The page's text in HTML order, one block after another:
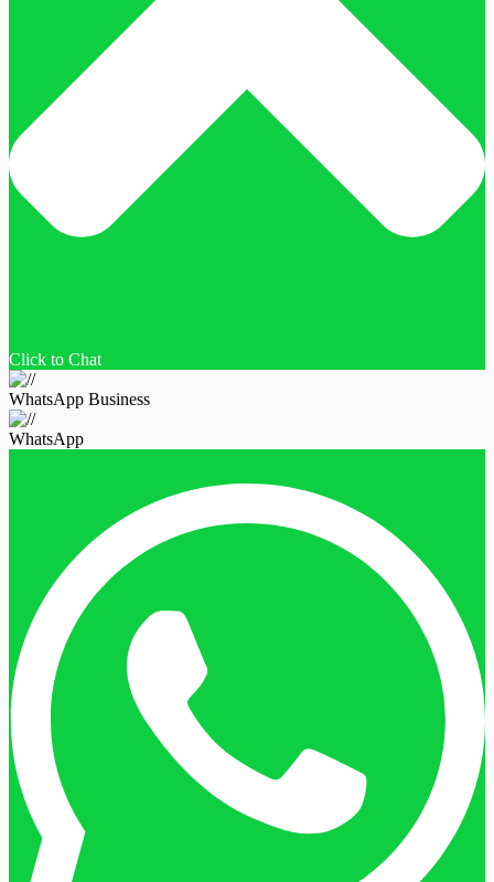
Click to Chat
WhatsApp Business
WhatsApp